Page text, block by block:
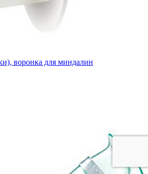
воронка для миндалин